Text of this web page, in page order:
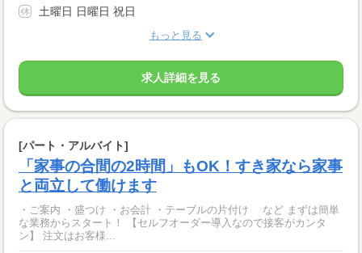
土曜日 日曜日 祝日
もっと見る
求人詳細を見る
[パート・アルバイト]
「家事の合間の2時間」もOK！すき家なら家事
と両立して働けます
・ご案内 ・盛つけ ・お会計 ・テーブルの片付け など まずは簡単
な業務からスタート！ 【セルフオーダー導入なので接客がカンタ
ン】 注文はお客様...